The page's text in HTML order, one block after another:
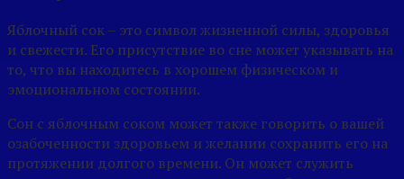
Яблочный сок – это символ жизненной силы, здоровья
и свежести. Его присутствие во сне может указывать на
то, что вы находитесь в хорошем физическом и
эмоциональном состоянии.
Сон с яблочным соком может также говорить о вашей
озабоченности здоровьем и желании сохранить его на
протяжении долгого времени. Он может служить